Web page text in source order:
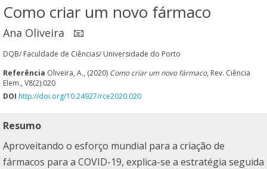
Como criar um novo fármaco
Ana Oliveira 📧
DQB/ Faculdade de Ciências/ Universidade do Porto
Referência Oliveira, A., (2020) Como criar um novo fármaco, Rev. Ciência
Elem., V8(2):020
DOI http://doi.org/10.24927/rce2020.020
Resumo
Aproveitando o esforço mundial para a criação de
fármacos para a COVID-19, explica-se a estratégia seguida